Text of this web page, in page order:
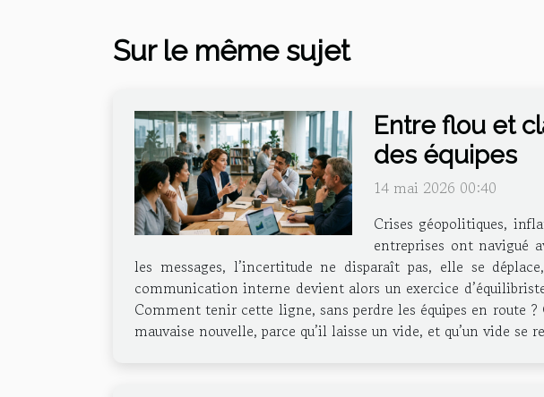
Sur le même sujet
Entre flou et
des équipes
14 mai 2026 00:40
Crises géopolitiques,
entreprises ont navigué
les messages, l’incertitude ne disparaît pas, elle se
communication interne devient alors un exercice
Comment tenir cette ligne, sans perdre les équipes en route
mauvaise nouvelle, parce qu’il laisse un vide, et qu’un vide